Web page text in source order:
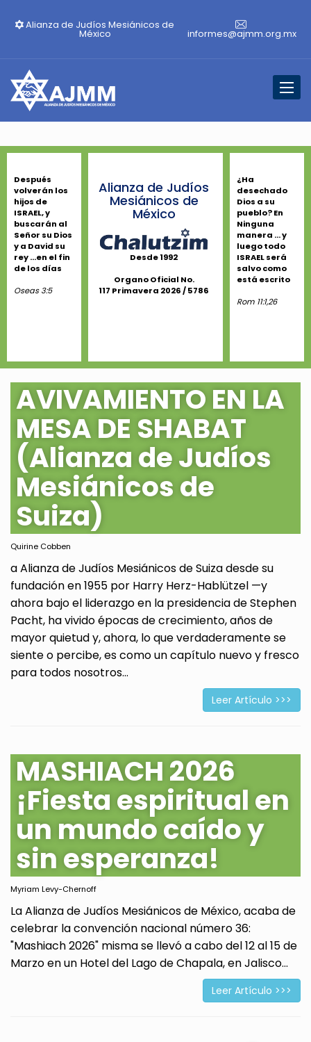
Alianza de Judíos Mesiánicos de
México informes@ajmm.org.mx
Después
volverán los
hijos de
ISRAEL, y
buscarán al
Señor su Dios
y a David su
rey ...en el fin
de los días
Oseas 3:5
Alianza de Judíos
Mesiánicos de
México
Desde 1992
Organo Oficial No.
117 Primavera 2026 / 5786
¿Ha
desechado
Dios a su
pueblo? En
Ninguna
manera ... y
luego todo
ISRAEL será
salvo como
está escrito
Rom 11:1,26
AVIVAMIENTO EN LA
MESA DE SHABAT
(Alianza de Judíos
Mesiánicos de
Suiza)
Quirine Cobben
a Alianza de Judíos Mesiánicos de Suiza desde su
fundación en 1955 por Harry Herz-Hablützel —y
ahora bajo el liderazgo en la presidencia de Stephen
Pacht, ha vivido épocas de crecimiento, años de
mayor quietud y, ahora, lo que verdaderamente se
siente o percibe, es como un capítulo nuevo y fresco
para todos nosotros...
Leer Artículo >>>
MASHIACH 2026
¡Fiesta espiritual en
un mundo caído y
sin esperanza!
Myriam Levy-Chernoff
La Alianza de Judíos Mesiánicos de México, acaba de
celebrar la convención nacional número 36:
"Mashiach 2026" misma se llevó a cabo del 12 al 15 de
Marzo en un Hotel del Lago de Chapala, en Jalisco...
Leer Artículo >>>